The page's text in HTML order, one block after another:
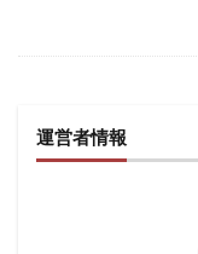
運営者情報